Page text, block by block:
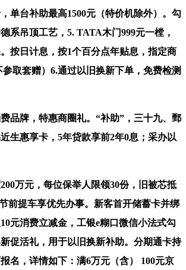
单台补助最高1500元（特价机除外）。勾
系吊顶工艺，5. TATA木门999元一樘，
按日计息，按1个百分点年贴息，指定商
取套赠）6.通过以旧换新下单，免费检测
牌，特惠商圈礼。“补助”，三十九、鄄
生惠享卡，5年贷款享前2年0息；采办以
万元，每位保举人限领30份，旧被芯抵
前提车享优先办事。新客首开储蓄卡并绑
元消费立减金，工银e糊口微信小法式勾
促活礼，用于以旧换新补助。分期通卡持
名，详情如下：满6万元（含） 100元京